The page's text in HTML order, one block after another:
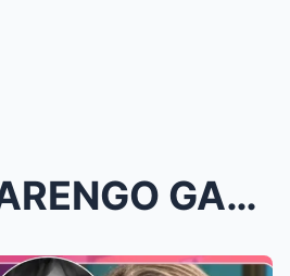
ROCÍO MARENGO GANA TERRENO EN EL PRIME TIME